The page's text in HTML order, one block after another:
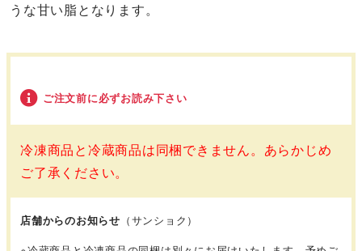
うな甘い脂となります。
ご注文前に必ずお読み下さい
冷凍商品と冷蔵商品は同梱できません。あらかじめ
ご了承ください。
店舗からのお知らせ （サンショク）